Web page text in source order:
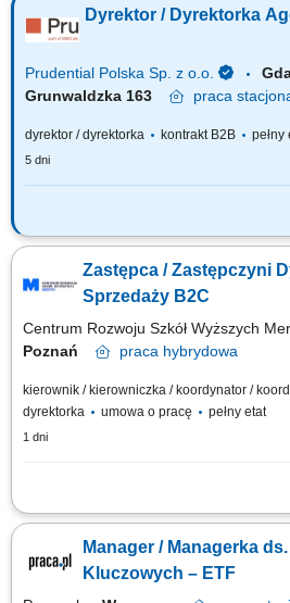
Dyrektor / Dyrektorka
Prudential Polska Sp. z o.o.
Grunwaldzka 163
praca
dyrektor / dyrektorka kontrakt B2B pełny
5 dni
Za co będziesz odpowiadać: własny biznes
Planowania Finansowego oraz
Klientów poprzez aktywną sprzedaż własną,
Zastępca / Zastępczyni
Sprzedaży B2C
Centrum Rozwoju Szkół Wyższych
Poznań
praca hybrydowa
kierownik / kierowniczka / koordynator /
dyrektorka
umowa o pracę pełny etat
1 dni
Zakres obowiązków: Współtworzenie i
inicjatyw wspierających rozwój sprzedaży.
sprzedażowych i cenowych (w tym narzędzi
Manager / Managerka
Kluczowych – ETF